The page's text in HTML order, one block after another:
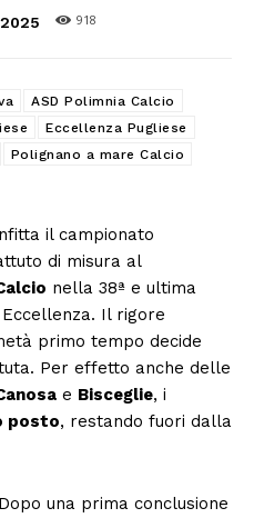
918
ASD Polimnia Calcio
Eccellenza Pugliese
Polignano a mare Calcio
il campionato
di misura al
nella 38ª e ultima
Il rigore
primo tempo decide
Per effetto anche delle
e Bisceglie, i
posto, restando fuori dalla
una prima conclusione